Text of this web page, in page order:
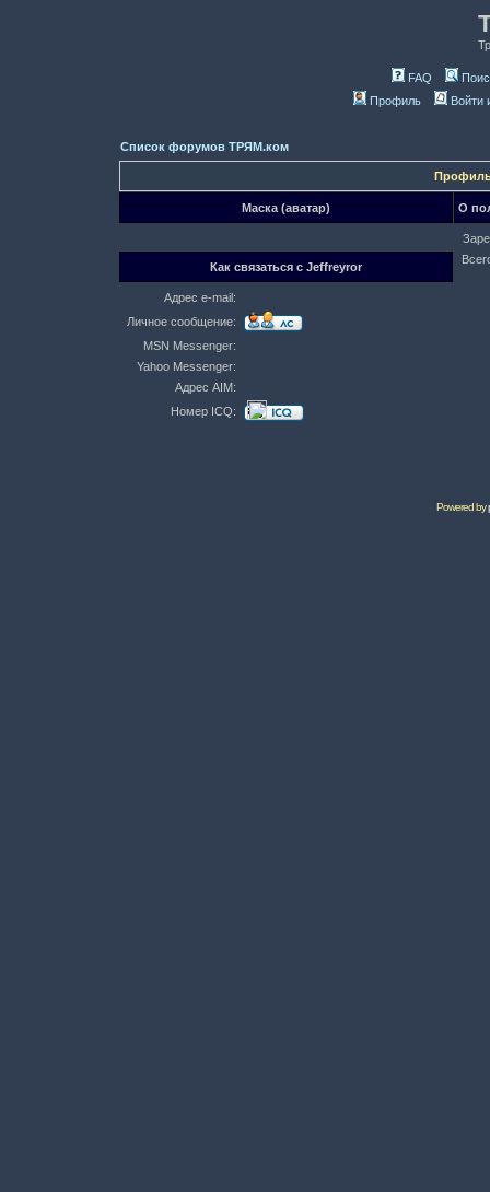
FAQ
Профиль
Войти
Список форумов ТРЯМ.ком
Профиль
Маска (аватар) О
Как связаться с Jeffreyror
Адрес e-mail:
Личное сообщение:
MSN Messenger:
Yahoo Messenger:
Адрес AIM:
Номер ICQ:
Powered by